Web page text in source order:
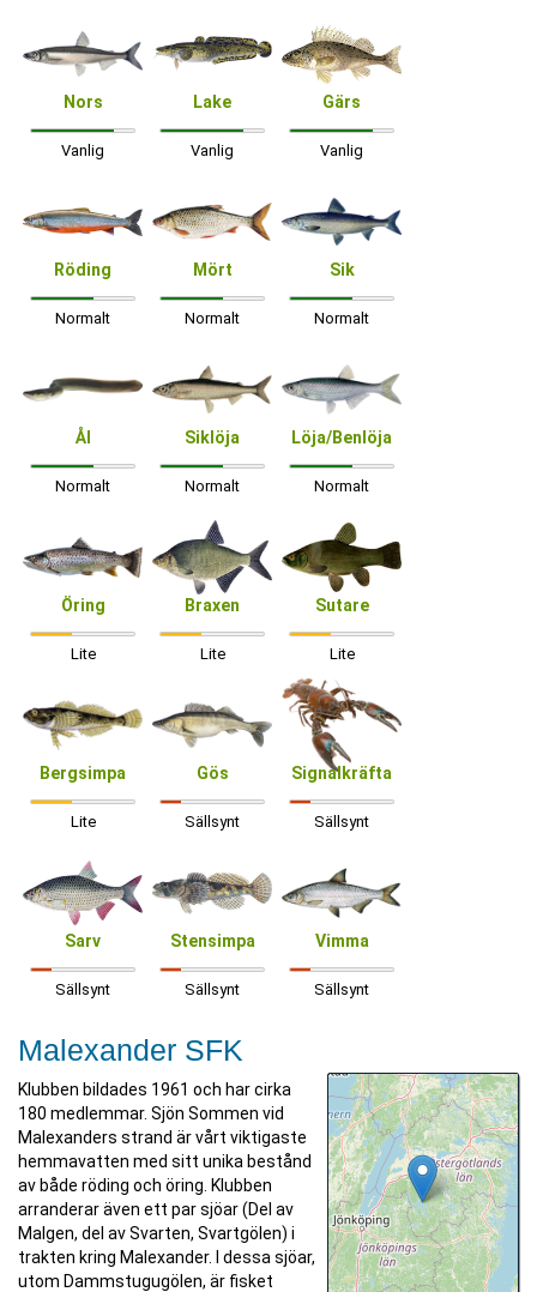
Nors
Vanlig
Lake
Vanlig
Gärs
Vanlig
Röding
Normalt
Mört
Normalt
Sik
Normalt
Ål
Normalt
Siklöja
Normalt
Löja/Benlöja
Normalt
Öring
Lite
Braxen
Lite
Sutare
Lite
Bergsimpa
Lite
Gös
Sällsynt
Signalkräfta
Sällsynt
Sarv
Sällsynt
Stensimpa
Sällsynt
Vimma
Sällsynt
Malexander SFK
Klubben bildades 1961 och har cirka
180 medlemmar. Sjön Sommen vid
Malexanders strand är vårt viktigaste
hemmavatten med sitt unika bestånd
av både röding och öring. Klubben
arranderar även ett par sjöar (Del av
Malgen, del av Svarten, Svartgölen) i
trakten kring Malexander. I dessa sjöar,
utom Dammstugugölen, är fisket